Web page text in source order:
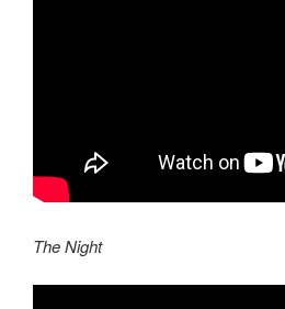
The Night